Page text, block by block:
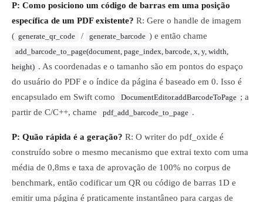
P: Como posiciono um código de barras em uma posição
específica de um PDF existente? R: Gere o handle de imagem
( generate_qr_code / generate_barcode ) e então chame
add_barcode_to_page(document, page_index, barcode, x, y, width,
height) . As coordenadas e o tamanho são em pontos do espaço
do usuário do PDF e o índice da página é baseado em 0. Isso é
encapsulado em Swift como
DocumentEditor.addBarcodeToPage ; a
partir de C/C++, chame
pdf_add_barcode_to_page .
P: Quão rápida é a geração? R: O writer do pdf_oxide é
construído sobre o mesmo mecanismo que extrai texto com uma
média de 0,8ms e taxa de aprovação de 100% no corpus de
benchmark, então codificar um QR ou código de barras 1D e
emitir uma página é praticamente instantâneo para cargas de